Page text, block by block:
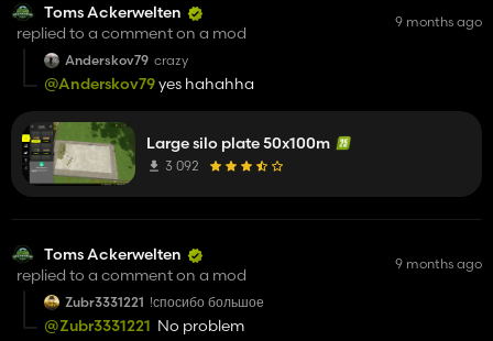
Toms Ackerwelten
replied to a comment on a mod
9 months ago
Anderskov79 crazy
@Anderskov79yes hahahha
Large silo plate 50x100m
3 092
Toms Ackerwelten
replied to a comment on a mod
9 months ago
Zubr3331221 !спосибо большое
@Zubr3331221 No problem